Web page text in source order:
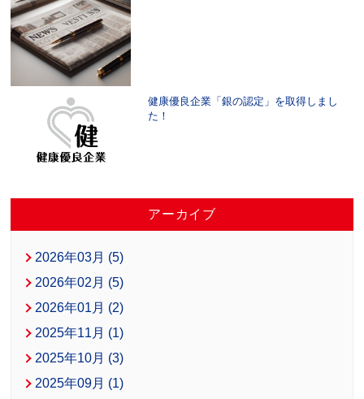
健康優良企業「銀の認定」を取得しまし
た！
アーカイブ
2026年03月 (5)
2026年02月 (5)
2026年01月 (2)
2025年11月 (1)
2025年10月 (3)
2025年09月 (1)